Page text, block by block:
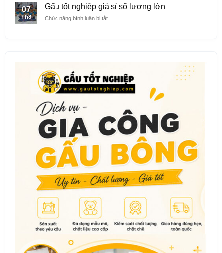
chuẩn
lượng
tốt
quà
dạng
07
Th8
Gấu tốt nghiệp giá sỉ số lượng lớn
Chức năng bình luận bị tắtở
lượng
lớn